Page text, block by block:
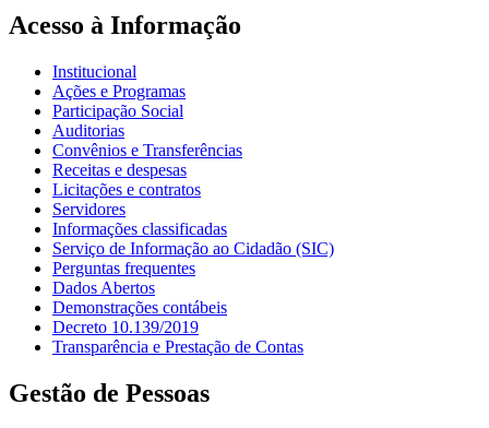
Acesso à Informação
Institucional
Ações e Programas
Participação Social
Auditorias
Convênios e Transferências
Receitas e despesas
Licitações e contratos
Servidores
Informações classificadas
Serviço de Informação ao Cidadão (SIC)
Perguntas frequentes
Dados Abertos
Demonstrações contábeis
Decreto 10.139/2019
Transparência e Prestação de Contas
Gestão de Pessoas